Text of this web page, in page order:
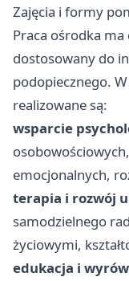
Zajęcia i formy
Praca ośrodka
dostosowany do
podopiecznego.
realizowane są:
wsparcie
emocjonalnych,
terapia i rozwój
samodzielnego
życiowymi,
edukacja i